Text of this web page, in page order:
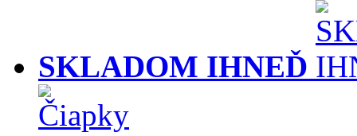
SKLADOM IHNEĎ